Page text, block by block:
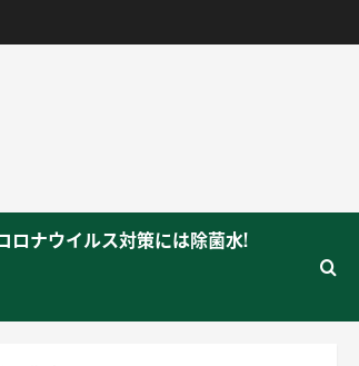
ロナウイルス対策には除菌水!